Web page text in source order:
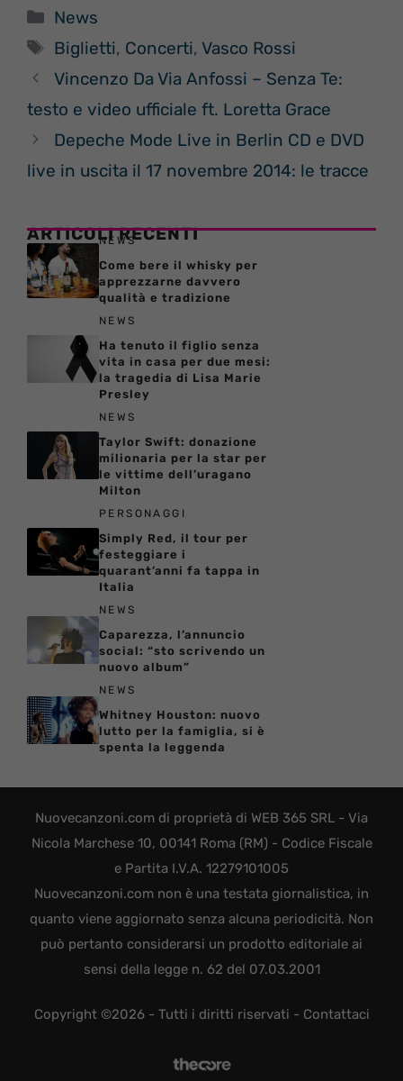
Categorie
News
Tag
Biglietti, Concerti,Vasco Rossi
Vincenzo Da Via Anfossi – Senza Te:
testo e video ufficiale ft. Loretta Grace
Depeche Mode Live in Berlin CD e DVD
live in uscita il 17 novembre 2014: le tracce
ARTICOLI RECENTI
NEWS
Come bere il whisky per
apprezzarne davvero
qualità e tradizione
NEWS
Ha tenuto il figlio senza
vita in casa per due mesi:
la tragedia di Lisa Marie
Presley
NEWS
Taylor Swift: donazione
milionaria per la star per
le vittime dell’uragano
Milton
PERSONAGGI
Simply Red, il tour per
festeggiare i
quarant’anni fa tappa in
Italia
NEWS
Caparezza, l’annuncio
social: “sto scrivendo un
nuovo album”
NEWS
Whitney Houston: nuovo
lutto per la famiglia, si è
spenta la leggenda
Nuovecanzoni.com di proprietà di WEB 365 SRL - Via
Nicola Marchese 10, 00141 Roma (RM) - Codice Fiscale
e Partita I.V.A. 12279101005
Nuovecanzoni.com non è una testata giornalistica, in
quanto viene aggiornato senza alcuna periodicità. Non
può pertanto considerarsi un prodotto editoriale ai
sensi della legge n. 62 del 07.03.2001
Copyright ©2026 - Tutti i diritti riservati - Contattaci